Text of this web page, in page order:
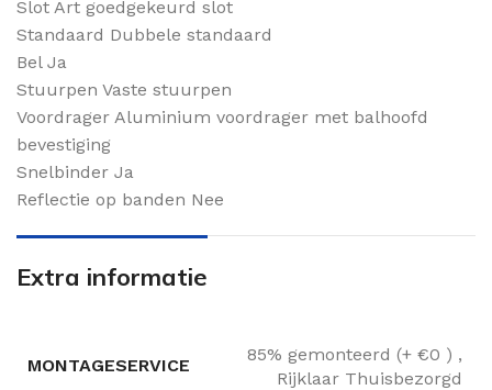
Slot Art goedgekeurd slot
Standaard Dubbele standaard
Bel Ja
Stuurpen Vaste stuurpen
Voordrager Aluminium voordrager met balhoofd
bevestiging
Snelbinder Ja
Reflectie op banden Nee
Extra informatie
MONTAGESERVICE
85% gemonteerd (+ €0 ) ,
Rijklaar Thuisbezorgd